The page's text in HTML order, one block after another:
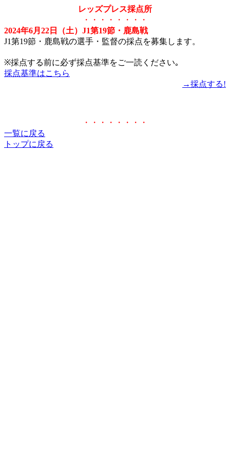
レッズプレス採点所
・・・・・・・・
2024年6月22日（土）J1第19節・鹿島戦
J1第19節・鹿島戦の選手・監督の採点を募集します。
※採点する前に必ず採点基準をご一読ください｡
採点基準はこちら
→採点する!
・・・・・・・・
一覧に戻る
トップに戻る